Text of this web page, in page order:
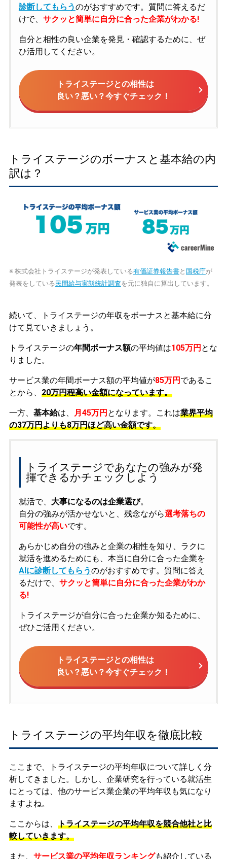
診断してもらうのがおすすめです。質問に答えるだ
けで、 サクッと簡単に自分に合った企業がわかる!
自分と相性の良い企業を発見・確認するために、ぜ
ひ活用してください。
トライステージとの相性は
良い？悪い？今すぐチェック！
トライステージのボーナスと基本給の内
訳は？
※ 株式会社トライステージが発表している有価証券報告書と 国税庁が
発表をしている 民間給与実態統計調査を元に独自に算出しています。
続いて、トライステージの年収をボーナスと基本給に分
けて見ていきましょう。
トライステージの年間ボーナス額の平均値は105万円 とな
りました。
サービス業の年間ボーナス額の平均値が85万円 であるこ
とから、 20万円程高い金額になっています。
一方、 基本給は、 月45万円 となります。これは業界平均
の37万円よりも8万円ほど高い金額です。
トライステージであなたの強みが発
揮できるかチェックしよう
就活で、 大事になるのは企業選び。
自分の強みが活かせないと、残念ながら選考落ちの
可能性が高いです。
あらかじめ自分の強みと企業の相性を知り、ラクに
就活を進めるためにも、本当に自分に合った企業を
AIに診断してもらうのがおすすめです。質問に答え
るだけで、 サクッと簡単に自分に合った企業がわか
る!
トライステージが自分に合った企業か知るために、
ぜひご活用ください。
トライステージとの相性は
良い？悪い？今すぐチェック！
トライステージの平均年収を徹底比較
ここまで、トライステージの平均年収について詳しく分
析してきました。しかし、企業研究を行っている就活生
にとっては、他のサービス業企業の平均年収も気になり
ますよね。
ここからは、 トライステージの平均年収を競合他社と比
較していきます。
また、 サービス業の平均年収ランキングも紹介している